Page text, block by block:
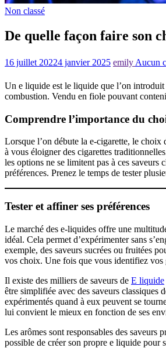
Non classé
De quelle façon faire son
16 juillet 20224 janvier 2025 emily Aucun
Un e liquide est le liquide que l’on
combustion. Vendu en fiole pouvant
Comprendre l’importance du
Lorsque l’on débute la e-cigarette, le choix
à vous éloigner des cigarettes
les options ne se limitent pas à ces
préférences. Prenez le temps de tester
Tester et affiner ses préférences
Le marché des e-liquides offre une
idéal. Cela permet d’expérimenter sans
exemple, des saveurs sucrées ou fruitées
vos choix. Une fois que vous identifiez vos
Il existe des milliers de saveurs de E liquide
être simplifiée avec des saveurs classiques
expérimentés quand à eux peuvent se
lui convient le mieux en fonction de ses
Les arômes sont responsables des
possible de créer son propre e liquide pour